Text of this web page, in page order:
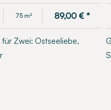
75 m² 89,00 € *
Zwei: Ostseeliebe,